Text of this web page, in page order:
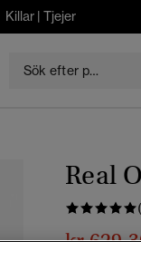
Killar| Tjejer
Real
kr